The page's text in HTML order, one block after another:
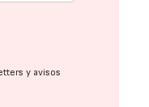
y avisos